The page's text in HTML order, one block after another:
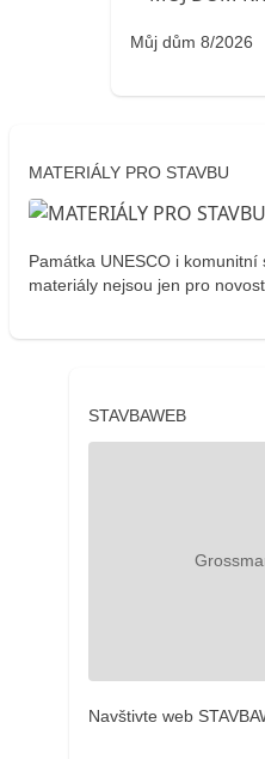
Můj dům 8/2026
MATERIÁLY PRO STAVBU
Památka UNESCO i
materiály nejsou jen pro
STAVBAWEB
Navštivte web